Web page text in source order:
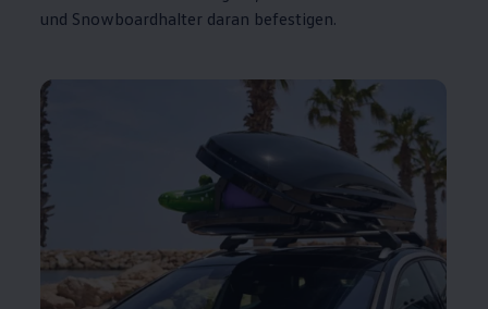
und Snowboardhalter daran befestigen.